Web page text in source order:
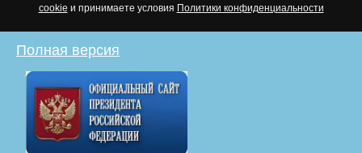
cookie и принимаете условия Политики конфиденциальности
Полная версия